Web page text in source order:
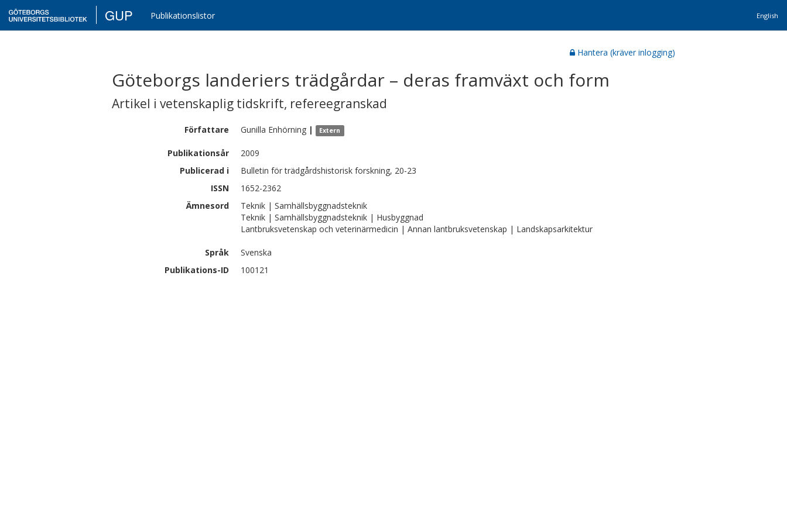
GUP Publikationslistor English
Hantera (kräver inlogging)
Göteborgs landeriers trädgårdar – deras framväxt och form
Artikel i vetenskaplig tidskrift, refereegranskad
Författare Gunilla Enhörning | Extern
Publikationsår
2009
Publicerad i
Bulletin för trädgårdshistorisk forskning, 20-23
ISSN
1652-2362
Ämnesord
Teknik | Samhällsbyggnadsteknik
Teknik | Samhällsbyggnadsteknik | Husbyggnad
Lantbruksvetenskap och veterinärmedicin | Annan lantbruksvetenskap | Landskapsarkitektur
Språk
Svenska
Publikations-ID
100121